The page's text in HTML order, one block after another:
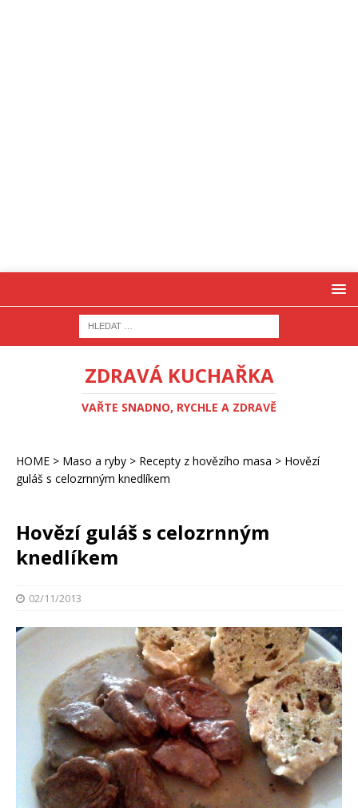
ZDRAVÁ KUCHAŘKA
VAŘTE SNADNO, RYCHLE A ZDRAVĚ
HOME > Maso a ryby > Recepty z hovězího masa > Hovězí
guláš s celozrnným knedlíkem
Hovězí guláš s celozrnným
knedlíkem
02/11/2013